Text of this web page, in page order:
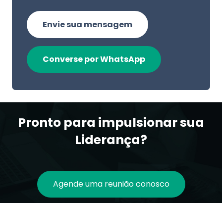
Envie sua mensagem
Converse por WhatsApp
Pronto para impulsionar sua
Liderança?
Agende uma reunião conosco